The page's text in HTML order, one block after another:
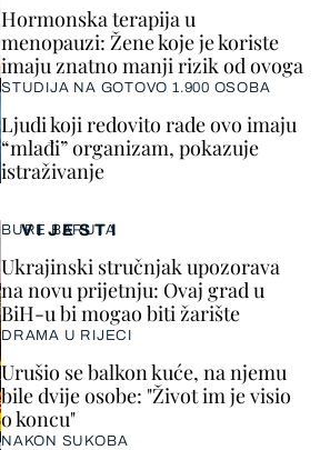
VIJESTI
BURE BARUTA
Ukrajinski stručnjak upozorava
na novu prijetnju: Ovaj grad u
BiH-u bi mogao biti žarište
DRAMA U RIJECI
Urušio se balkon kuće, na njemu
bile dvije osobe: "Život im je visio
o koncu"
NAKON SUKOBA
Hormonska terapija u
menopauzi: Žene koje je koriste
imaju znatno manji rizik od ovoga
STUDIJA NA GOTOVO 1.900 OSOBA
Ljudi koji redovito rade ovo imaju
“mlađi” organizam, pokazuje
istraživanje